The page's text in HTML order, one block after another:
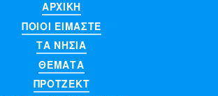
ΑΡΧΙΚΉ
ΠΟΙΟΊ ΕΊΜΑΣΤΕ
ΤΑ ΝΗΣΙΆ
ΘΈΜΑΤΑ
ΠΡΌΤΖΕΚΤ